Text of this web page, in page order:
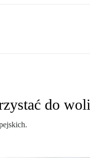
do woli